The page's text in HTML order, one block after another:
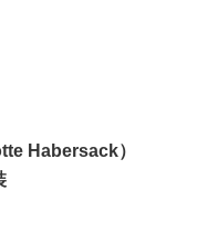
Habersack）